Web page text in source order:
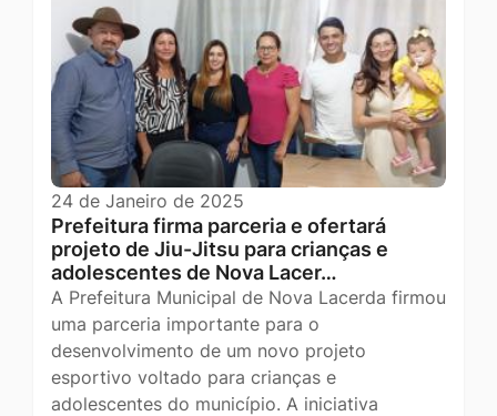
24 de Janeiro de 2025
Prefeitura firma parceria e ofertará
projeto de Jiu-Jitsu para crianças e
adolescentes de Nova Lacer…
A Prefeitura Municipal de Nova Lacerda firmou
uma parceria importante para o
desenvolvimento de um novo projeto
esportivo voltado para crianças e
adolescentes do município. A iniciativa